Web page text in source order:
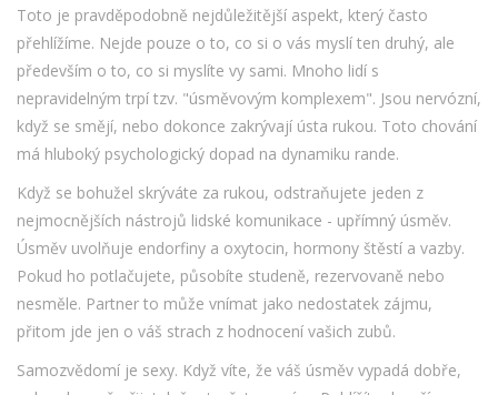
Toto je pravděpodobně nejdůležitější aspekt, který často
přehlížíme. Nejde pouze o to, co si o vás myslí ten druhý, ale
především o to, co si myslíte vy sami. Mnoho lidí s
nepravidelným trpí tzv. "úsměvovým komplexem". Jsou nervózní,
když se smějí, nebo dokonce zakrývají ústa rukou. Toto chování
má hluboký psychologický dopad na dynamiku rande.
Když se bohužel skrýváte za rukou, odstraňujete jeden z
nejmocnějších nástrojů lidské komunikace - upřímný úsměv.
Úsměv uvolňuje endorfiny a oxytocin, hormony štěstí a vazby.
Pokud ho potlačujete, působíte studeně, rezervovaně nebo
nesměle. Partner to může vnímat jako nedostatek zájmu,
přitom jde jen o váš strach z hodnocení vašich zubů.
Samozvědomí je sexy. Když víte, že váš úsměv vypadá dobře,